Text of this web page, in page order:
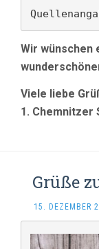
Wir wünschen
Viele liebe
1. Chemnitzer
Grüße
15. DEZEMBER